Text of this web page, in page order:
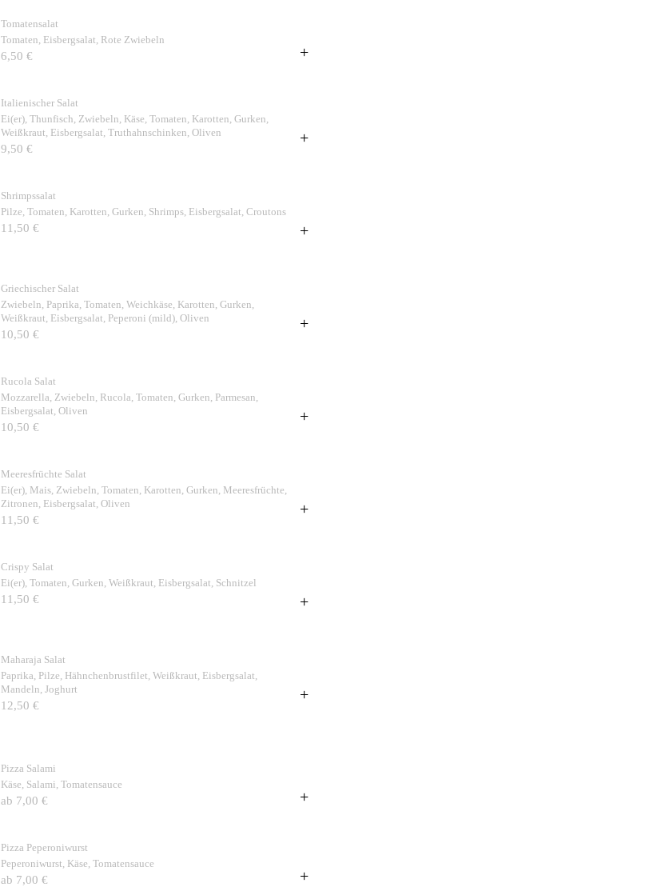
Tomatensalat
Tomaten, Eisbergsalat, Rote Zwiebeln
6,50 € +
Italienischer Salat
Ei(er), Thunfisch, Zwiebeln, Käse, Tomaten, Karotten, Gurken,
Weißkraut, Eisbergsalat, Truthahnschinken, Oliven
9,50 €
+
Shrimpssalat
Pilze, Tomaten, Karotten, Gurken, Shrimps, Eisbergsalat, Croutons
11,50 € +
Griechischer Salat
Zwiebeln, Paprika, Tomaten, Weichkäse, Karotten, Gurken,
Weißkraut, Eisbergsalat, Peperoni (mild), Oliven
10,50 €
+
Rucola Salat
Mozzarella, Zwiebeln, Rucola, Tomaten, Gurken, Parmesan,
Eisbergsalat, Oliven
10,50 €
+
Meeresfrüchte Salat
Ei(er), Mais, Zwiebeln, Tomaten, Karotten, Gurken, Meeresfrüchte,
Zitronen, Eisbergsalat, Oliven
11,50 €
+
Crispy Salat
Ei(er), Tomaten, Gurken, Weißkraut, Eisbergsalat, Schnitzel
11,50 € +
Maharaja Salat
Paprika, Pilze, Hähnchenbrustfilet, Weißkraut, Eisbergsalat,
Mandeln, Joghurt
12,50 €
+
Pizza Salami
Käse, Salami, Tomatensauce
ab 7,00 € +
Pizza Peperoniwurst
Peperoniwurst, Käse, Tomatensauce
ab 7,00 € +